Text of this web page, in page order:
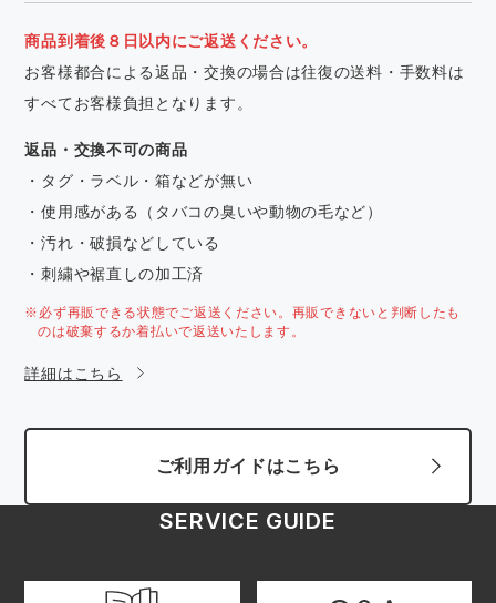
商品到着後８日以内にご返送ください。
お客様都合による返品・交換の場合は往復の送料・手数料は
すべてお客様負担となります。
返品・交換不可の商品
・タグ・ラベル・箱などが無い
・使用感がある（タバコの臭いや動物の毛など）
・汚れ・破損などしている
・刺繍や裾直しの加工済
※必ず再販できる状態でご返送ください。再販できないと判断したも
のは破棄するか着払いで返送いたします。
詳細はこちら
ご利用ガイドはこちら
SERVICE GUIDE